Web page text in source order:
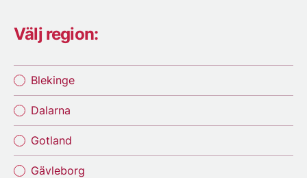
Välj region:
Blekinge
Dalarna
Gotland
Gävleborg